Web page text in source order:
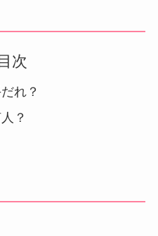
目次
れ？
？